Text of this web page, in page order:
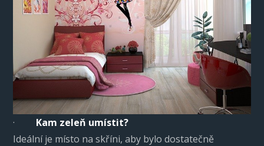
· Kam zeleň umístit?
Ideální je místo na skříni, aby bylo dostatečně